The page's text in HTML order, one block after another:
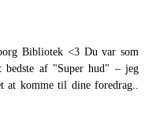
Bibliotek <3 Du var som
af "Super hud" – jeg
komme til dine foredrag..